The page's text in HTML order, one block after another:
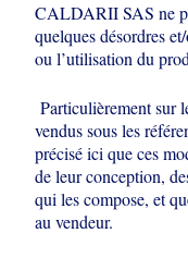
CALDARII SAS ne
quelques désordres
ou l’utilisation du
Particulièrement sur
vendus sous les
précisé ici que ces
de leur conception,
qui les compose, et
au vendeur.